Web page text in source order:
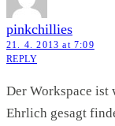
pinkchillies
21. 4. 2013 at 7:09
REPLY
Der Workspace
Ehrlich gesagt